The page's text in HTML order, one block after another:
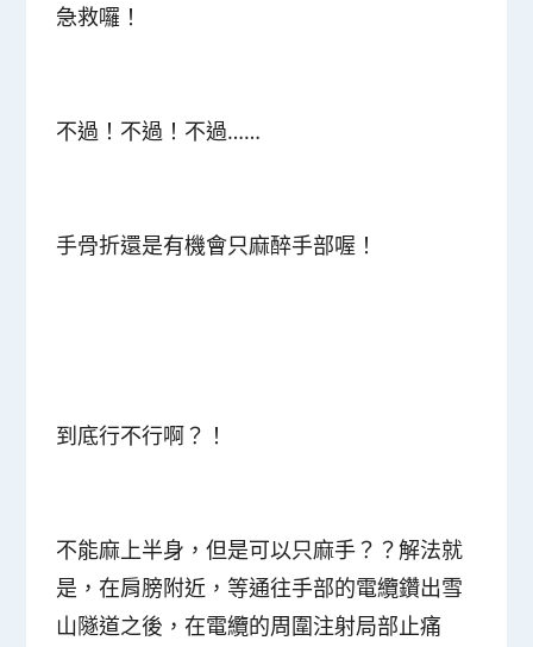
急救囉！
不過！不過！不過……
手骨折還是有機會只麻醉手部喔！
到底行不行啊？！
不能麻上半身，但是可以只麻手？？解法就
是，在肩膀附近，等通往手部的電纜鑽出雪
山隧道之後，在電纜的周圍注射局部止痛